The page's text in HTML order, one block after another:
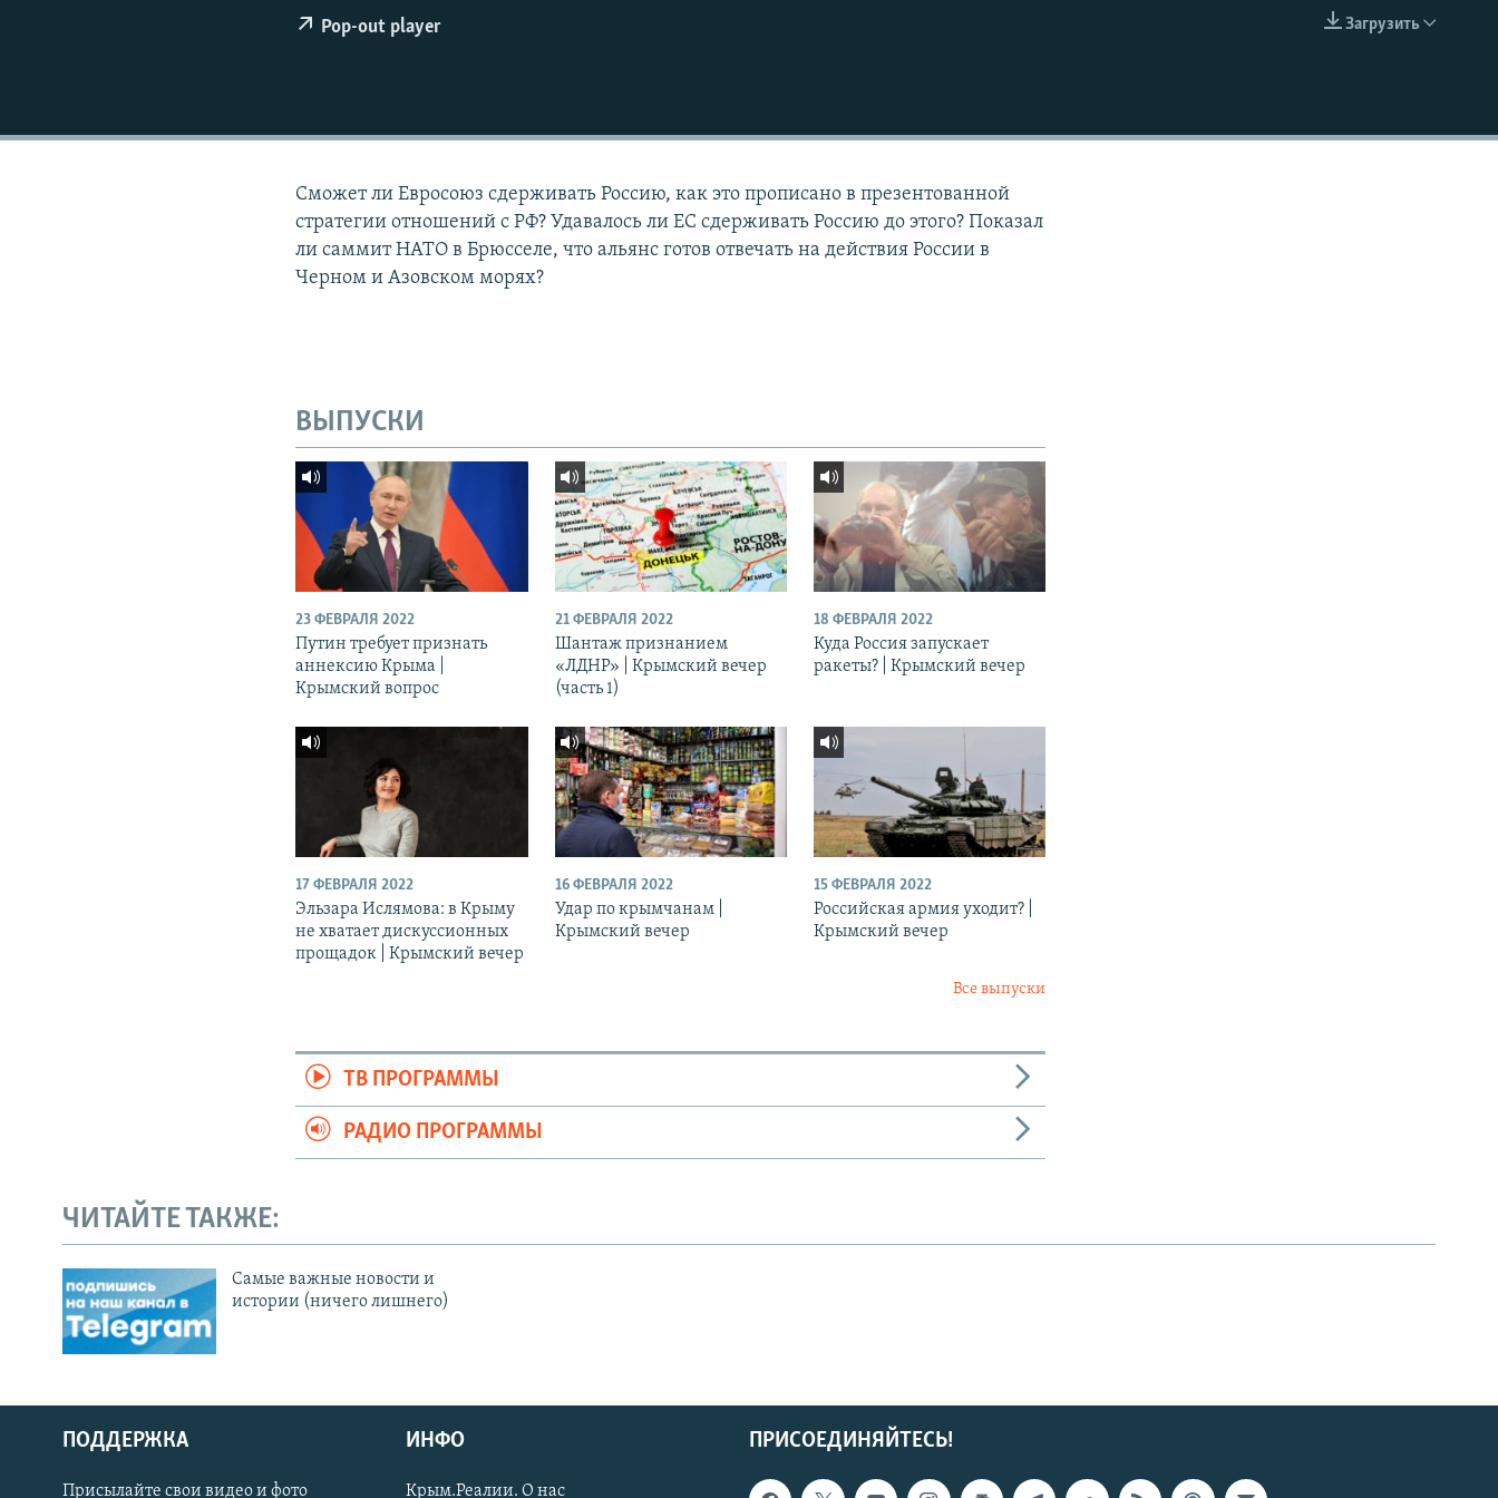
Українською
EMBED
Загрузить
Pop-out player
Сможет ли Евросоюз сдерживать Россию, как это прописано в презентованной
стратегии отношений с РФ? Удавалось ли ЕС сдерживать Россию до этого? Показал
ли саммит НАТО в Брюсселе, что альянс готов отвечать на действия России в
Черном и Азовском морях?
ВЫПУСКИ
23 ФЕВРАЛЯ 2022
Путин требует признать
аннексию Крыма |
Крымский вопрос
21 ФЕВРАЛЯ 2022
Шантаж признанием
«ЛДНР» | Крымский вечер
(часть 1)
18 ФЕВРАЛЯ 2022
Куда Россия запускает
ракеты? | Крымский вечер
17 ФЕВРАЛЯ 2022
Эльзара Ислямова: в Крыму
не хватает дискуссионных
прощадок | Крымский вечер
16 ФЕВРАЛЯ 2022
Удар по крымчанам |
Крымский вечер
15 ФЕВРАЛЯ 2022
Российская армия уходит? |
Крымский вечер
Все выпуски
ТВ ПРОГРАММЫ
РАДИО ПРОГРАММЫ
ЧИТАЙТЕ ТАКЖЕ:
Cамые важные новости и
истории (ничего лишнего)
ПРИСОЕДИНЯЙТЕСЬ!
ПОДДЕРЖКА
Присылайте свои видео и фото
ИНФО
Крым.Реалии. О нас